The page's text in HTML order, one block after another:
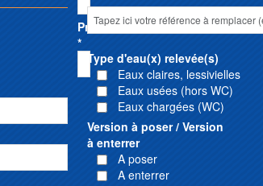
Prénom
*
Type d'eau(x) relevée(s)
Eaux claires, lessivielles
Eaux usées (hors WC)
Eaux chargées (WC)
Version à poser / Version
à enterrer
A poser
A enterrer